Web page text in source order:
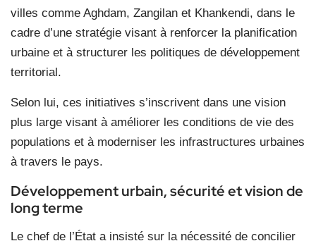
villes comme Aghdam, Zangilan et Khankendi, dans le
cadre d’une stratégie visant à renforcer la planification
urbaine et à structurer les politiques de développement
territorial.
Selon lui, ces initiatives s’inscrivent dans une vision
plus large visant à améliorer les conditions de vie des
populations et à moderniser les infrastructures urbaines
à travers le pays.
Développement urbain, sécurité et vision de
long terme
Le chef de l’État a insisté sur la nécessité de concilier